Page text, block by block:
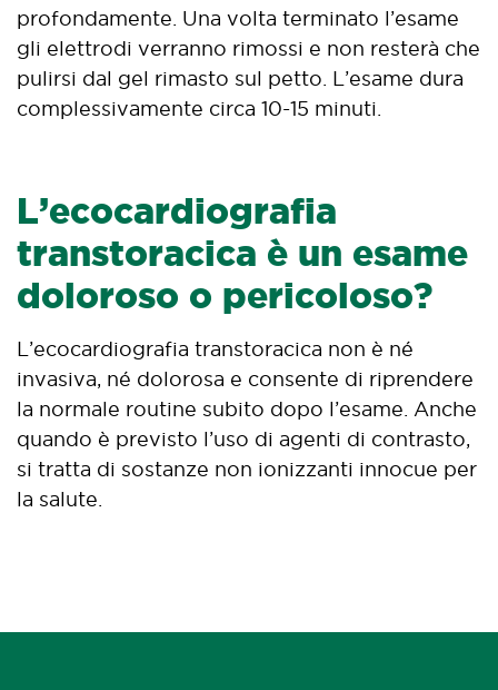
profondamente. Una volta terminato l’esame
gli elettrodi verranno rimossi e non resterà che
pulirsi dal gel rimasto sul petto. L’esame dura
complessivamente circa 10-15 minuti.
L’ecocardiografia
transtoracica è un esame
doloroso o pericoloso?
L’ecocardiografia transtoracica non è né
invasiva, né dolorosa e consente di riprendere
la normale routine subito dopo l’esame. Anche
quando è previsto l’uso di agenti di contrasto,
si tratta di sostanze non ionizzanti innocue per
la salute.